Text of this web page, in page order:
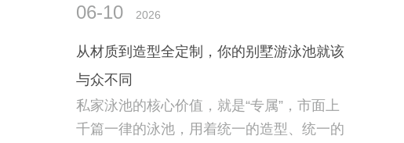
06-10 2026
从材质到造型全定制，你的别墅游泳池就该
与众不同
私家泳池的核心价值，就是“专属”，市面上
千篇一律的泳池，用着统一的造型、统一的